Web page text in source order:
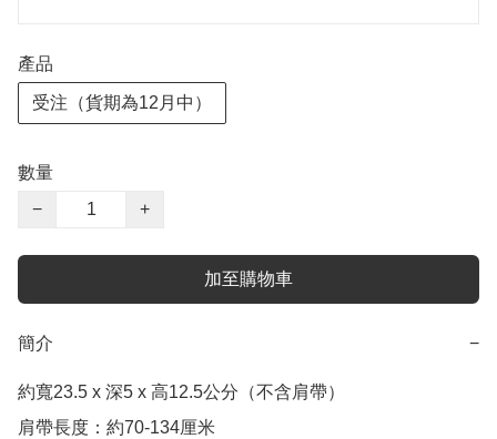
產品
受注（貨期為12月中）
數量
−
+
加至購物車
簡介 −
約寬23.5 x 深5 x 高12.5公分（不含肩帶）
肩帶長度：約70-134厘米